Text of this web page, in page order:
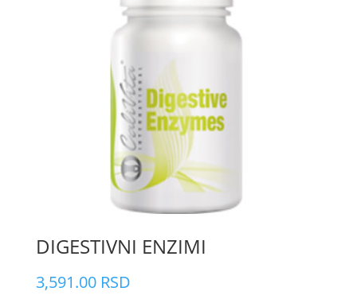
DIGESTIVNI ENZIMI
3,591.00 RSD